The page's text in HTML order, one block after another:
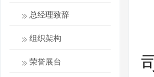
总经理致辞
组织架构
荣誉展台